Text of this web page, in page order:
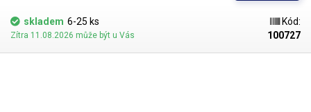
skladem 6-25 ks
Zítra 11.08.2026 může být u Vás
Kód:
100727